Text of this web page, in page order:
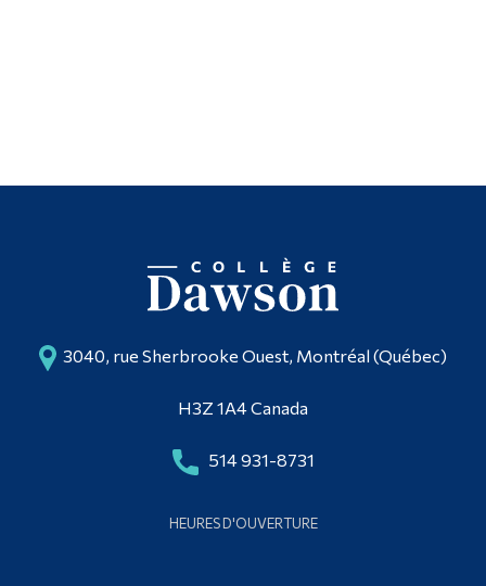
3040, rue Sherbrooke Ouest, Montréal (Québec)
H3Z 1A4 Canada
514 931-8731
HEURES D'OUVERTURE